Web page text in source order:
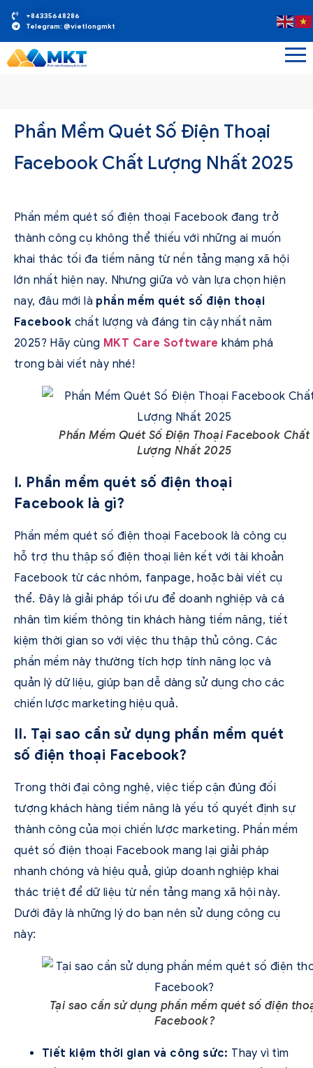
+84335648286
Telegram: @vietlongmkt
Phần Mềm Quét Số Điện Thoại
Facebook Chất Lượng Nhất 2025
Phần mềm quét số điện thoại Facebook đang trở
thành công cụ không thể thiếu với những ai muốn
khai thác tối đa tiềm năng từ nền tảng mạng xã hội
lớn nhất hiện nay. Nhưng giữa vô vàn lựa chọn hiện
nay, đâu mới là phần mềm quét số điện thoại
Facebook chất lượng và đáng tin cậy nhất năm
2025? Hãy cùng MKT Care Software khám phá
trong bài viết này nhé!
Phần Mềm Quét Số Điện Thoại Facebook Chất
Lượng Nhất 2025
I. Phần mềm quét số điện thoại
Facebook là gì?
Phần mềm quét số điện thoại Facebook là công cụ
hỗ trợ thu thập số điện thoại liên kết với tài khoản
Facebook từ các nhóm, fanpage, hoặc bài viết cụ
thể. Đây là giải pháp tối ưu để doanh nghiệp và cá
nhân tìm kiếm thông tin khách hàng tiềm năng, tiết
kiệm thời gian so với việc thu thập thủ công. Các
phần mềm này thường tích hợp tính năng lọc và
quản lý dữ liệu, giúp bạn dễ dàng sử dụng cho các
chiến lược marketing hiệu quả.
II. Tại sao cần sử dụng phần mềm quét
số điện thoại Facebook?
Trong thời đại công nghệ, việc tiếp cận đúng đối
tượng khách hàng tiềm năng là yếu tố quyết định sự
thành công của mọi chiến lược marketing. Phần mềm
quét số điện thoại Facebook mang lại giải pháp
nhanh chóng và hiệu quả, giúp doanh nghiệp khai
thác triệt để dữ liệu từ nền tảng mạng xã hội này.
Dưới đây là những lý do bạn nên sử dụng công cụ
này:
Tại sao cần sử dụng phần mềm quét số điện
Facebook?
Tiết kiệm thời gian và công sức: Thay vì tìm